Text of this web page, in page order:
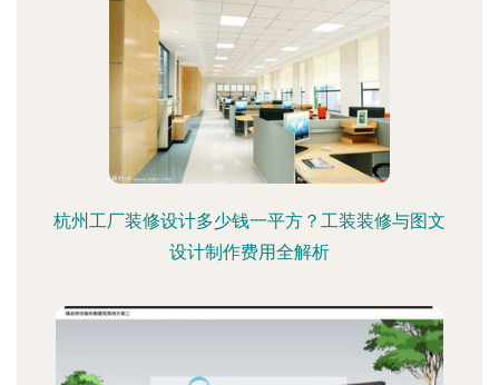
杭州工厂装修设计多少钱一平方？工装装修与图文
设计制作费用全解析